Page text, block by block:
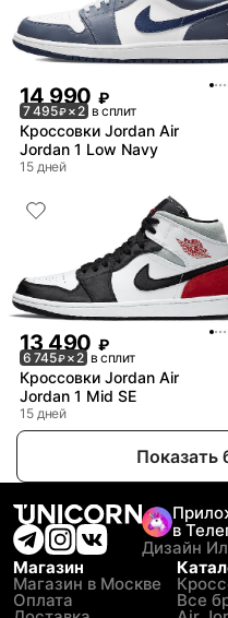
14 990 ₽
7 495₽× 2 в сплит
Кроссовки Jordan Air
Jordan 1 Low Navy
15 дней
13 490 ₽
6 745₽× 2 в сплит
Кроссовки Jordan Air
Jordan 1 Mid SE
15 дней
Показать
в
Дизайн
Магазин
Магазин в Москве
Оплата Все